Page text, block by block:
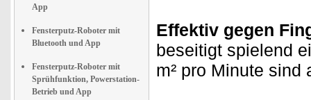
App
Fensterputz-Roboter mit
Bluetooth und App
Fensterputz-Roboter mit
Sprühfunktion, Powerstation-
Betrieb und App
Effektiv gegen
beseitigt spielend
m² pro Minute